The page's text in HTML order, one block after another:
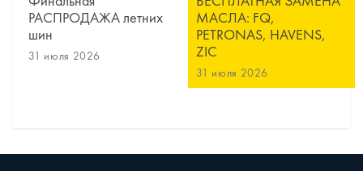
РАСПРОДАЖА летних
шин
31 июля 2026
МАСЛА: FQ,
PETRONAS, HAVENS,
ZIC
31 июля 2026